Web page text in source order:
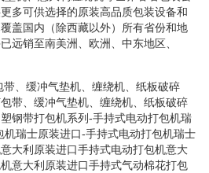
多可供选择的原装高品质包装设备和
盖国内（除西藏以外）所有省份和地
远销至南美洲、欧洲、中东地区、
、缓冲气垫机、缠绕机、纸板破碎
带、缓冲气垫机、缠绕机、纸板破碎
钢带打包机系列-手持式电动打包机瑞
瑞士原装进口-手持式电动打包机瑞士
大利原装进口手持式电动打包机意大
意大利原装进口手持式气动棉花打包